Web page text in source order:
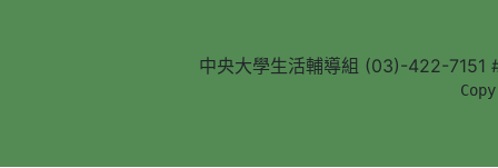
中央大學生活輔導組 (03)-422-7151